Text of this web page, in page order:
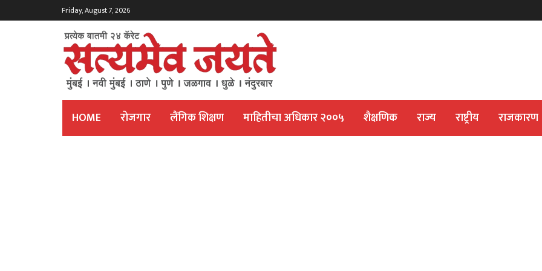
Friday, August 7, 2026
HOME रोजगार लैंगिक शिक्षण माहितीचा अधिकार २००५ शैक्षणिक राज्य राष्ट्रीय राजकारण